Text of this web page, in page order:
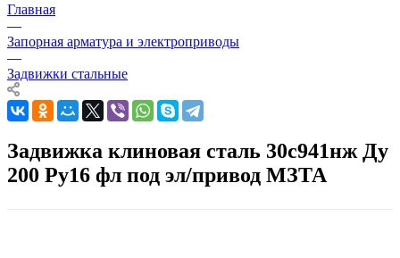
Главная
—
Запорная арматура и электроприводы
—
Задвижки стальные
Задвижка клиновая сталь 30с941нж Ду
200 Ру16 фл под эл/привод МЗТА